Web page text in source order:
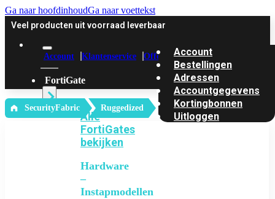
Ga naar hoofdinhoudGa naar voettekst
Veel producten uit voorraad leverbaar
Account Klantenservice Offerte
FortiGate
Alle
FortiGates
bekijken
Hardware
–
Instapmodellen
Account
Bestellingen
Adressen
Accountgegevens
Kortingbonnen
Uitloggen
‎ SecurityFabric Ruggedized